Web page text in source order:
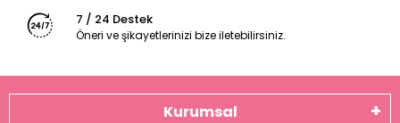
7 / 24 Destek
Öneri ve şikayetlerinizi bize iletebilirsiniz.
Kurumsal